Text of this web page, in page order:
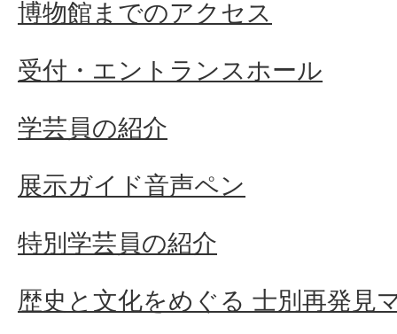
博物館までのアクセス
受付・エントランスホール
学芸員の紹介
展示ガイド音声ペン
特別学芸員の紹介
歴史と文化をめぐる 士別再発見